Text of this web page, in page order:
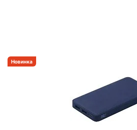
Новинка